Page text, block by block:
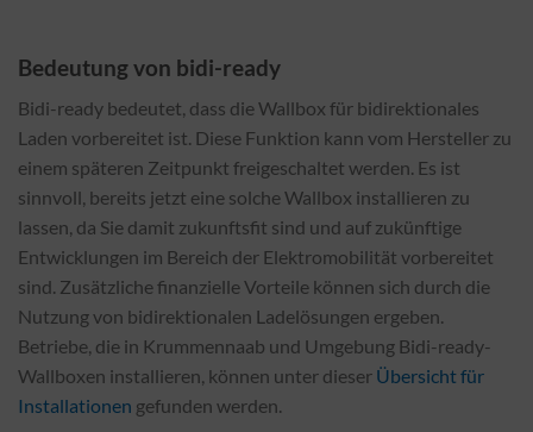
Bedeutung von bidi-ready
Bidi-ready bedeutet, dass die Wallbox für bidirektionales
Laden vorbereitet ist. Diese Funktion kann vom Hersteller zu
einem späteren Zeitpunkt freigeschaltet werden. Es ist
sinnvoll, bereits jetzt eine solche Wallbox installieren zu
lassen, da Sie damit zukunftsfit sind und auf zukünftige
Entwicklungen im Bereich der Elektromobilität vorbereitet
sind. Zusätzliche finanzielle Vorteile können sich durch die
Nutzung von bidirektionalen Ladelösungen ergeben.
Betriebe, die in Krummennaab und Umgebung Bidi-ready-
Wallboxen installieren, können unter dieser Übersicht für
Installationen gefunden werden.